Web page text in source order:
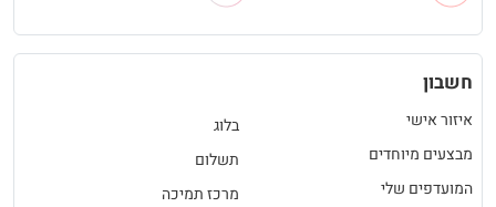
חשבון
איזור אישי
מבצעים מיוחדים
המועדפים שלי
בלוג
תשלום
מרכז תמיכה